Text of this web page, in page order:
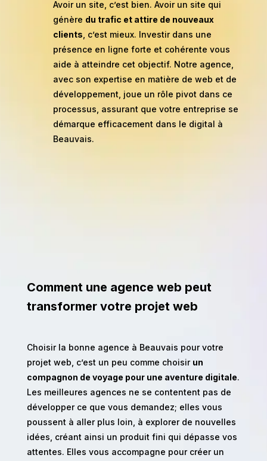
Avoir un site, c’est bien. Avoir un site qui
génère du trafic et attire de nouveaux
clients , c’est mieux. Investir dans une
présence en ligne forte et cohérente vous
aide à atteindre cet objectif. Notre agence,
avec son expertise en matière de web et de
développement, joue un rôle pivot dans ce
processus, assurant que votre entreprise se
démarque efficacement dans le digital à
Beauvais.
Comment une agence web peut
transformer votre projet web
Choisir la bonne agence à Beauvais pour votre
projet web, c’est un peu comme choisir un
compagnon de voyage pour une aventure digitale.
Les meilleures agences ne se contentent pas de
développer ce que vous demandez; elles vous
poussent à aller plus loin, à explorer de nouvelles
idées, créant ainsi un produit fini qui dépasse vos
attentes. Elles vous accompagne pour créer un